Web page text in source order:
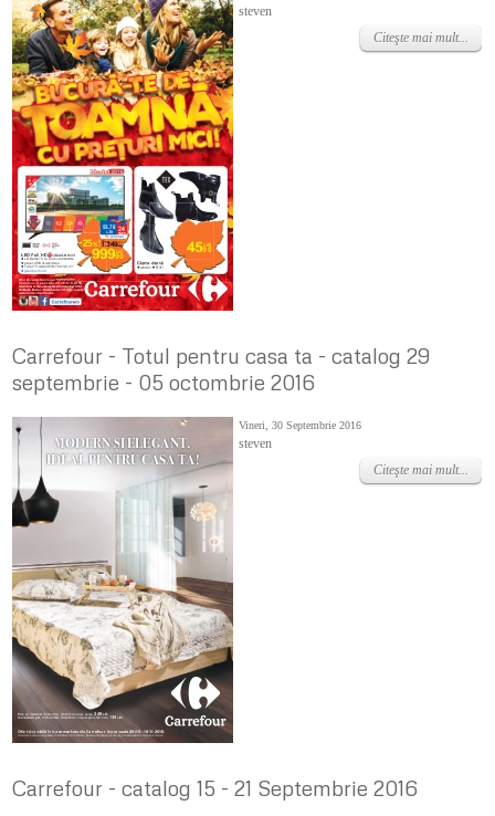
steven
Citeşte mai mult...
Carrefour - Totul pentru casa ta - catalog 29
septembrie - 05 octombrie 2016
Vineri, 30 Septembrie 2016
steven
Citeşte mai mult...
Carrefour - catalog 15 - 21 Septembrie 2016